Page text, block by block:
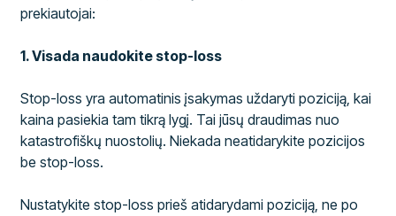
prekiautojai:
1. Visada naudokite stop-loss
Stop-loss yra automatinis įsakymas uždaryti poziciją, kai
kaina pasiekia tam tikrą lygį. Tai jūsų draudimas nuo
katastrofiškų nuostolių. Niekada neatidarykite pozicijos
be stop-loss.
Nustatykite stop-loss prieš atidarydami poziciją, ne po